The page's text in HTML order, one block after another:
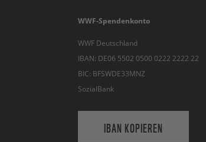
WWF-Spendenkonto
WWF Deutschland
IBAN: DE06 5502 0500 0222 2222 22
BIC: BFSWDE33MNZ
SozialBank
IBAN KOPIEREN